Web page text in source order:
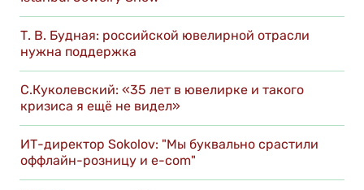
Т. В. Будная: российской ювелирной отрасли
нужна поддержка
С.Куколевский: «35 лет в ювелирке и такого
кризиса я ещё не видел»
ИТ-директор Sokolov: "Мы буквально срастили
оффлайн-розницу и e-com"